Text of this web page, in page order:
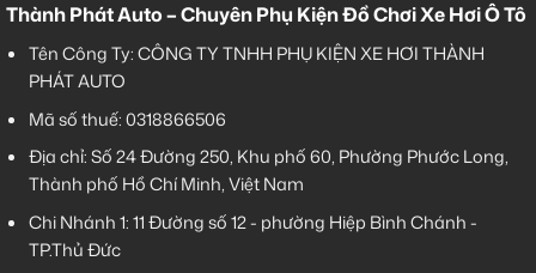
Thành Phát Auto – Chuyên Phụ Kiện Đồ Chơi Xe Hơi Ô Tô
Tên Công Ty: CÔNG TY TNHH PHỤ KIỆN XE HƠI THÀNH
PHÁT AUTO
Mã số thuế: 0318866506
Địa chỉ: Số 24 Đường 250, Khu phố 60, Phường Phước Long,
Thành phố Hồ Chí Minh, Việt Nam
Chi Nhánh 1:11 Đường số 12 - phường Hiệp Bình Chánh -
TP.Thủ Đức